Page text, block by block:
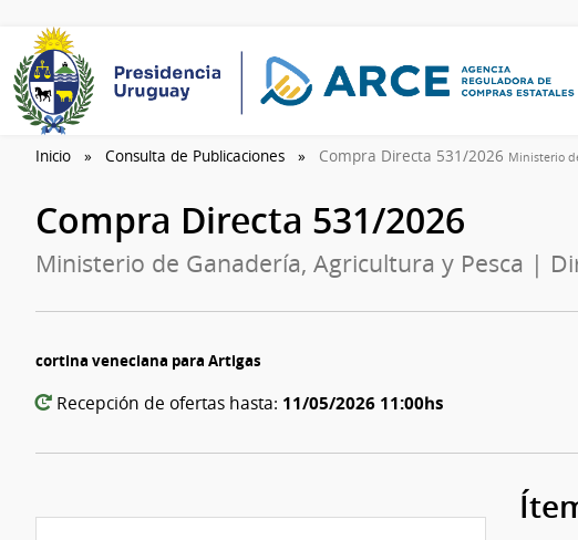
Inicio Consulta de Publicaciones Compra Directa 531/2026 Ministerio
Compra Directa 531/2026
Ministerio de Ganadería, Agricultura y Pesca |
cortina veneciana para Artigas
Recepción de ofertas hasta: 11/05/2026 11:00hs